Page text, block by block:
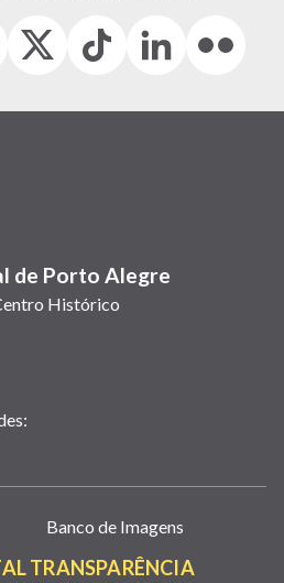
(Antigo
(link
Tiktok
(link
em
LinkedIn
(link
em
(link
em
de Porto Alegre
Histórico
Banco de Imagens
TRANSPARÊNCIA(LINK